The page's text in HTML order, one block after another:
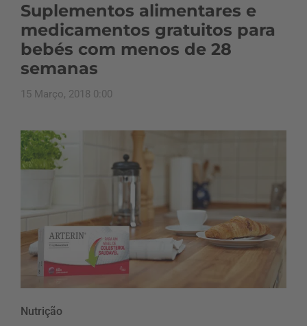
Suplementos alimentares e
medicamentos gratuitos para
bebés com menos de 28
semanas
15 Março, 2018 0:00
Nutrição